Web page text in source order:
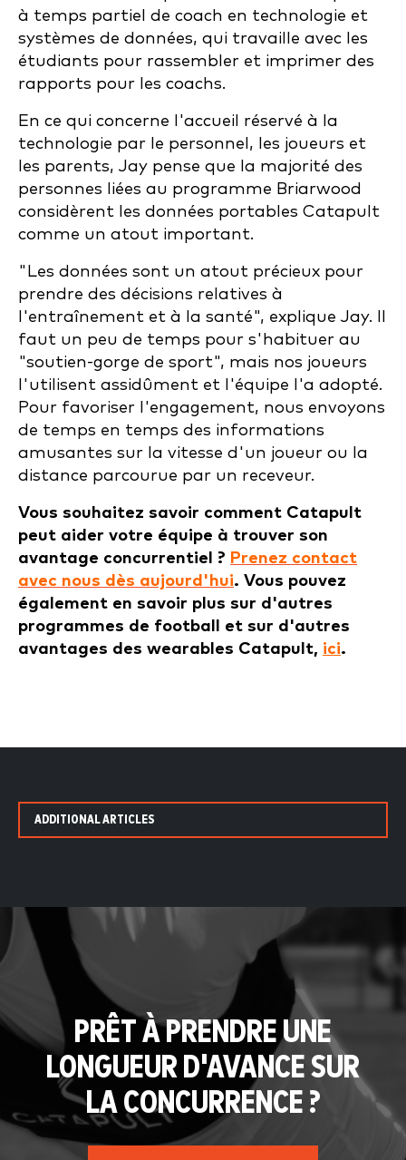
à temps partiel de coach en technologie et
systèmes de données, qui travaille avec les
étudiants pour rassembler et imprimer des
rapports pour les coachs.
En ce qui concerne l'accueil réservé à la
technologie par le personnel, les joueurs et
les parents, Jay pense que la majorité des
personnes liées au programme Briarwood
considèrent les données portables Catapult
comme un atout important.
"Les données sont un atout précieux pour
prendre des décisions relatives à
l'entraînement et à la santé", explique Jay. Il
faut un peu de temps pour s'habituer au
"soutien-gorge de sport", mais nos joueurs
l'utilisent assidûment et l'équipe l'a adopté.
Pour favoriser l'engagement, nous envoyons
de temps en temps des informations
amusantes sur la vitesse d'un joueur ou la
distance parcourue par un receveur.
Vous souhaitez savoir comment Catapult
peut aider votre équipe à trouver son
avantage concurrentiel ? Prenez contact
avec nous dès aujourd'hui. Vous pouvez
également en savoir plus sur d'autres
programmes de football et sur d'autres
avantages des wearables Catapult, ici.
ADDITIONAL ARTICLES
PRÊT À PRENDRE UNE
LONGUEUR D'AVANCE SUR
LA CONCURRENCE ?